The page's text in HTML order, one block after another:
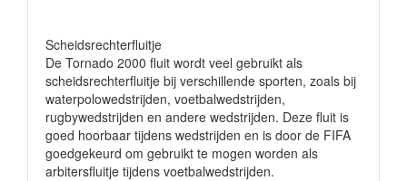
Scheidsrechterfluitje
De Tornado 2000 fluit wordt veel gebruikt als
scheidsrechterfluitje bij verschillende sporten, zoals bij
waterpolowedstrijden, voetbalwedstrijden,
rugbywedstrijden en andere wedstrijden. Deze fluit is
goed hoorbaar tijdens wedstrijden en is door de FIFA
goedgekeurd om gebruikt te mogen worden als
arbitersfluitje tijdens voetbalwedstrijden.